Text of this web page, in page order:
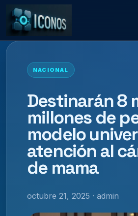
NACIONAL
Destinarán 8
millones de
modelo
atención al
de mama
octubre 21, 2025 · admin